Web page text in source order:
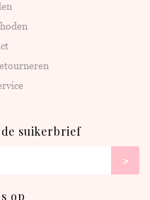
suikerbrief
>
op